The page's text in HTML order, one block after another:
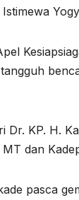
Dr. KP. H.
dan
pasca